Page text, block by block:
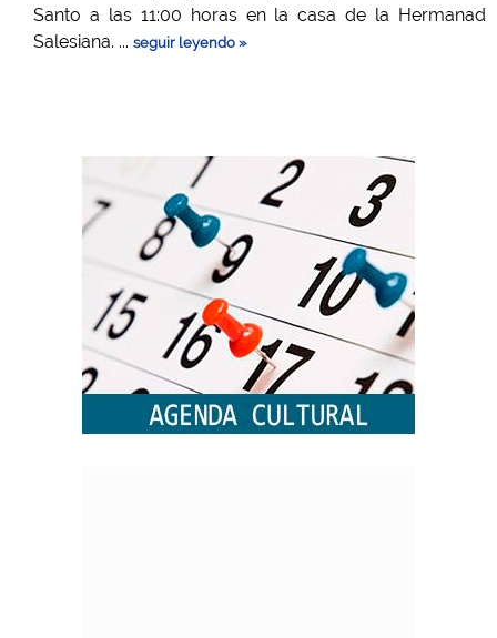
Santo a las 11:00 horas en la casa de la Hermanad
Salesiana. ... seguir leyendo »